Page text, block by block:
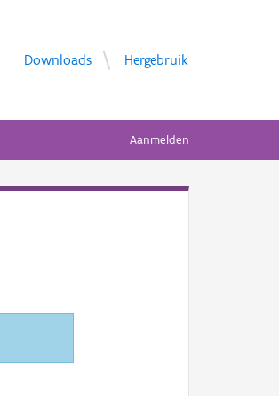
Downloads Hergebruik
Aanmelden